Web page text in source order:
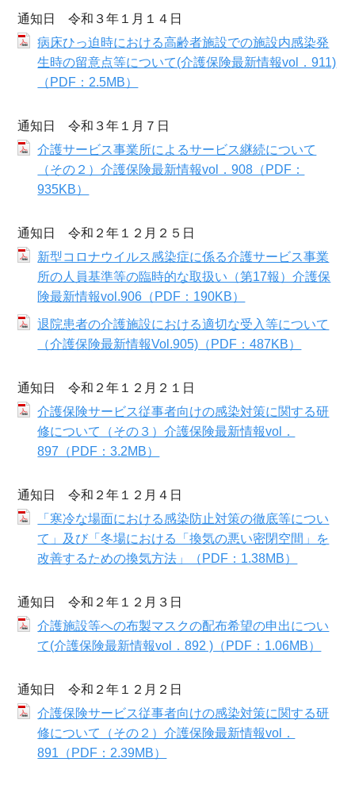
通知日 令和３年１月１４日
病床ひっ迫時における高齢者施設での施設内感染発
生時の留意点等について(介護保険最新情報vol．911)
（PDF：2.5MB）
通知日 令和３年１月７日
介護サービス事業所によるサービス継続について
（その２）介護保険最新情報vol．908（PDF：
935KB）
通知日 令和２年１２月２５日
新型コロナウイルス感染症に係る介護サービス事業
所の人員基準等の臨時的な取扱い（第17報）介護保
険最新情報vol.906（PDF：190KB）
退院患者の介護施設における適切な受入等について
（介護保険最新情報Vol.905)（PDF：487KB）
通知日 令和２年１２月２１日
介護保険サービス従事者向けの感染対策に関する研
修について（その３）介護保険最新情報vol．
897（PDF：3.2MB）
通知日 令和２年１２月４日
「寒冷な場面における感染防止対策の徹底等につい
て」及び「冬場における「換気の悪い密閉空間」を
改善するための換気方法」（PDF：1.38MB）
通知日 令和２年１２月３日
介護施設等への布製マスクの配布希望の申出につい
て(介護保険最新情報vol．892 )（PDF：1.06MB）
通知日 令和２年１２月２日
介護保険サービス従事者向けの感染対策に関する研
修について（その２）介護保険最新情報vol．
891（PDF：2.39MB）